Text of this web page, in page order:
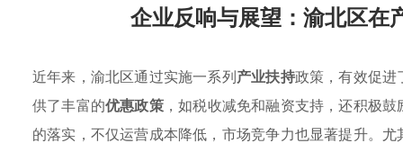
企业反响与展望：渝北区在
近年来，渝北区通过实施一系列产业扶持政策，有效促进
供了丰富的优惠政策，如税收减免和融资支持，还积极
的落实，不仅运营成本降低，市场竞争力也显著提升。